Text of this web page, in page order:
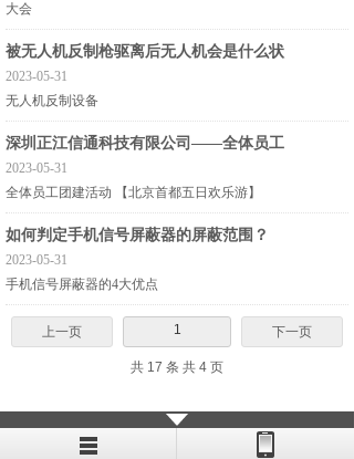
大会
被无人机反制枪驱离后无人机会是什么状
2023-05-31
无人机反制设备
深圳正江信通科技有限公司——全体员工
2023-05-31
全体员工团建活动 【北京首都五日欢乐游】
如何判定手机信号屏蔽器的屏蔽范围？
2023-05-31
手机信号屏蔽器的4大优点
上一页 1 下一页
共 17 条 共 4 页